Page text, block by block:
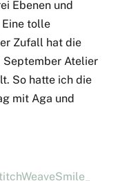
Ebenen und
tolle
Zufall hat die
September Atelier
So hatte ich die
mit Aga und